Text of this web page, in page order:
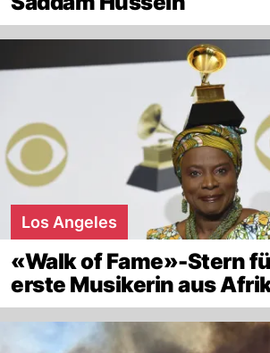
Los Angeles
«Walk of Fame»-Stern
erste Musikerin aus